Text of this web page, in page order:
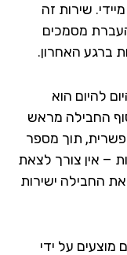
שירות זה
מסמכים
האחרון.
הוא
מראש
תוך מספר
צורך לצאת
ישירות
על ידי